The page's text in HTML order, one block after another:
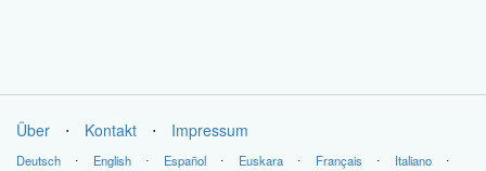
Über ⋅ Kontakt ⋅ Impressum
Deutsch ⋅ English ⋅ Español ⋅ Euskara ⋅ Français ⋅ Italiano
⋅